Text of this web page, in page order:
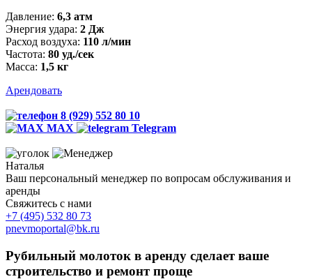
Давление: 6,3 атм
Энергия удара: 2 Дж
Расход воздуха: 110 л/мин
Частота: 80 уд./сек
Масса: 1,5 кг
Арендовать
8 (929) 552 80 10
MAX
Telegram
Наталья
Ваш персональный менеджер по вопросам обслуживания и
аренды
Свяжитесь с нами
+7 (495) 532 80 73
pnevmoportal@bk.ru
Рубильный молоток в аренду сделает ваше
строительство и ремонт проще